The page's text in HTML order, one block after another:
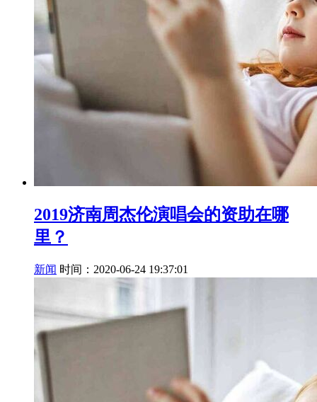
2019济南周杰伦演唱会的资助在哪
里？
新闻 时间：2020-06-24 19:37:01